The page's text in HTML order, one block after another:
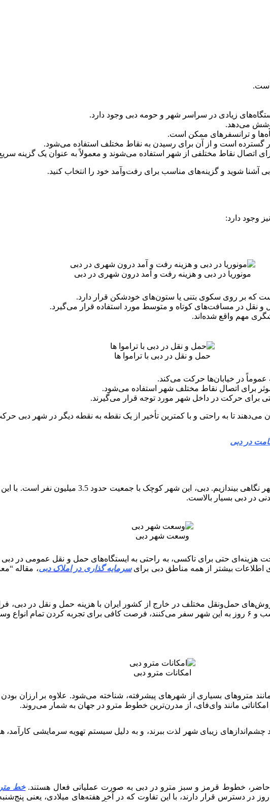
زیادی در سراسر شهر و حومه دبی وجود دارد.
می‌دهد.
و ترانسفرهای ممکن است.
گسترده است و از آن برای رسیدن به نقاط مختلف استفاده می‌شود.
اتصال نقاط مختلفی از شهر استفاده می‌شوند و معمولاً به عنوان یک گزینه
آشنا شوید و گزینه‌های مناسب برای رفت‌وآمد خود را انتخاب کنید.
وجود دارد:
مونوریا در دبی و هزینه رفت و آمد درون شهری در دبی
که بر روی سکوی بتنی یا ستون‌های خودشکن قرار دارد.
و نقل در مسافت‌های کوتاه و متوسط مورد استفاده قرار می‌گیرد.
مهم واقع شده‌اند.
حمل و نقل در دبی با تراموا ها
در خیابان‌ها حرکت می‌کند.
برای اتصال نقاط مختلف شهر استفاده می‌شود.
برای حرکت در داخل شهر مورد توجه قرار می‌گیرند.
تا به راحتی و با کمترین تأخیر از یک نقطه به نقطه دیگر در شهر دبی
در دبی
در دبی بسیار بالاست.
وسعت شهر دبی
هزینه‌ای حتی برای تاکسی، به راحتی به ایستگاه‌های حمل و نقل عمومی در
اطلاعات بیشتر از همه مناطق دبی برایسرمایه گذاری در املاک دبی، مقاله
حمل‌ونقل مختلف در خارج از کشور ایران با هزینه حمل و نقل در دبی،
امکانات مترو دبی
متروهای بسیاری از شهرهای پیشرفته، شناخته می‌شود. علاوه بر ارزان
مانند وای‌فای، از مدرن‌ترین خطوط مترو در جهان به شمار می‌روند.
زیبای شهر لذت ببرند، و به دلیل سیستم تهویه سرمایشی کارآمد،
خطوط قرمز و سبز مترو در دبی به صورت عملیاتی فعال هستند.خط